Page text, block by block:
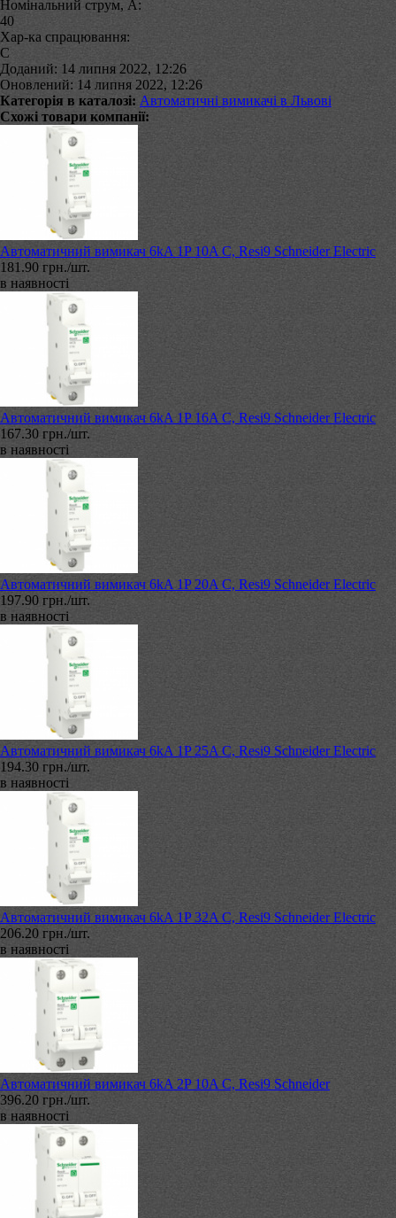
Номінальний струм, А:
40
Хар-ка спрацювання:
C
Доданий: 14 липня 2022, 12:26
Оновлений: 14 липня 2022, 12:26
Категорія в каталозі: Автоматичні вимикачі в Львові
Схожі товари компанії:
Автоматичний вимикач 6kA 1P 10A C, Resi9 Schneider Electric
181.90 грн./шт.
в наявності
Автоматичний вимикач 6kA 1P 16A C, Resi9 Schneider Electric
167.30 грн./шт.
в наявності
Автоматичний вимикач 6kA 1P 20A C, Resi9 Schneider Electric
197.90 грн./шт.
в наявності
Автоматичний вимикач 6kA 1P 25A C, Resi9 Schneider Electric
194.30 грн./шт.
в наявності
Автоматичний вимикач 6kA 1P 32A C, Resi9 Schneider Electric
206.20 грн./шт.
в наявності
Автоматичний вимикач 6kA 2P 10A C, Resi9 Schneider
396.20 грн./шт.
в наявності